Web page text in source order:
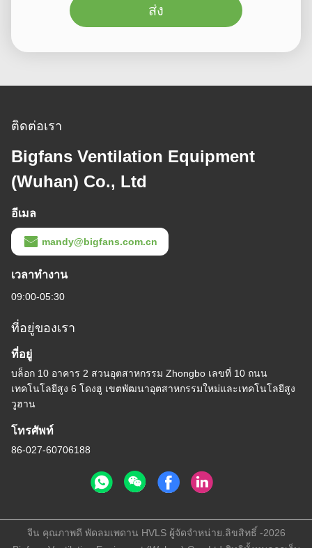
ส่ง
ติดต่อเรา
Bigfans Ventilation Equipment
(Wuhan) Co., Ltd
อีเมล
mandy@bigfans.com.cn
เวลาทํางาน
09:00-05:30
ที่อยู่ของเรา
ที่อยู่
บล็อก 10 อาคาร 2 สวนอุตสาหกรรม Zhongbo เลขที่ 10 ถนน
เทคโนโลยีสูง 6 โดงฮู เขตพัฒนาอุตสาหกรรมใหม่และเทคโนโลยีสูง
วูฮาน
โทรศัพท์
86-027-60706188
จีน คุณภาพดี พัดลมเพดาน HVLS ผู้จัดจําหน่าย.ลิขสิทธิ์ -2026